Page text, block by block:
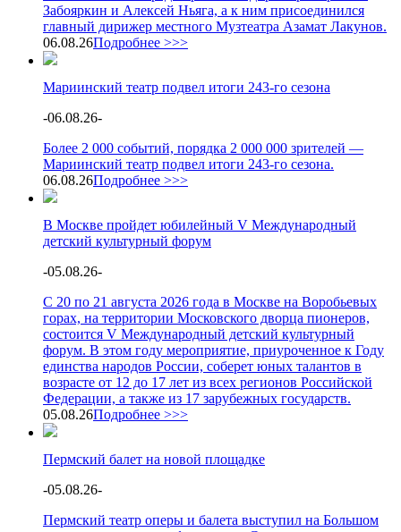
Забояркин и Алексей Ньяга, а к ним присоединился
главный дирижер местного Музтеатра Азамат Лакунов.
06.08.26Подробнее >>>
Мариинский театр подвел итоги 243-го сезона
-06.08.26-
Более 2 000 событий, порядка 2 000 000 зрителей —
Мариинский театр подвел итоги 243-го сезона.
06.08.26Подробнее >>>
В Москве пройдет юбилейный V Международный
детский культурный форум
-05.08.26-
С 20 по 21 августа 2026 года в Москве на Воробьевых
горах, на территории Московского дворца пионеров,
состоится V Международный детский культурный
форум. В этом году мероприятие, приуроченное к Году
единства народов России, соберет юных талантов в
возрасте от 12 до 17 лет из всех регионов Российской
Федерации, а также из 17 зарубежных государств.
05.08.26Подробнее >>>
Пермский балет на новой площадке
-05.08.26-
Пермский театр оперы и балета выступил на Большом